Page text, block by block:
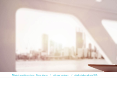
Aktualnie znajdujesz się na: Strona główna Artykuły branżowe Akademia Zarządzania SGA